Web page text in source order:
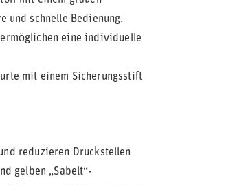
und schnelle Bedienung.
eine individuelle
mit einem Sicherungsstift
reduzieren Druckstellen
gelben „Sabelt“-